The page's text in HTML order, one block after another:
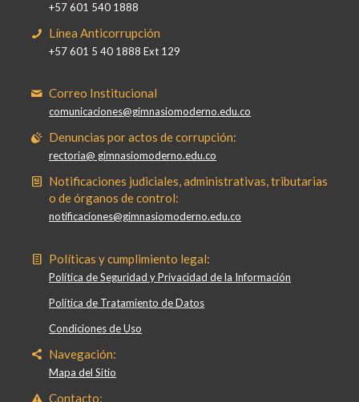
+57 601 540 1888
Línea Anticorrupción
+57 601 5 40 1888 Ext 129
Correo Institucional
comunicaciones@gimnasiomoderno.edu.co
Denuncias por actos de corrupción:
rectoria@ gimnasiomoderno.edu.co
Notificaciones judiciales, administrativas, tributarias
o de órganos de control:
notificaciones@gimnasiomoderno.edu.co
Políticas y cumplimiento legal:
Política de Seguridad y Privacidad de la Información
Política de Tratamiento de Datos
Condiciones de Uso
Navegación:
Mapa del Sitio
Contacto: